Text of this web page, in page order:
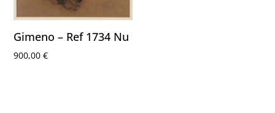
Gimeno – Ref 1734 Nu
900,00€